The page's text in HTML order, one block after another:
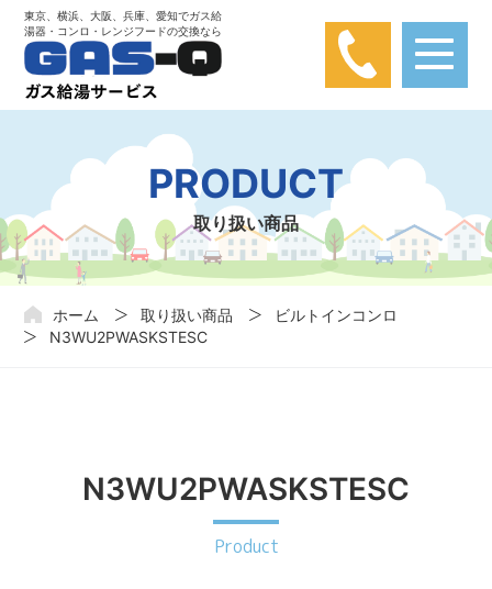
東京、横浜、大阪、兵庫、愛知でガス給
湯器・コンロ・レンジフードの交換なら
【弊社は楽天カード問い合わせとは関係あり
ません】
楽天カードに関する問い合わせが弊社にかかってきておりま
す。弊社は楽天カードと関わりはありませんので、ご注意くだ
さい。
PRODUCT
取り扱い商品
ホーム 取り扱い商品
ビルトインコンロ
N3WU2PWASKSTESC
N3WU2PWASKSTESC
Product